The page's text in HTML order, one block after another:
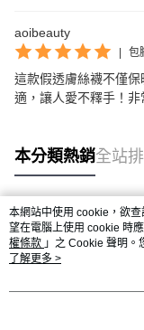
aoibeauty
包
這款假透膚絲襪不僅
適，讓人愛不釋手！非
本分類熱銷全站
熱門標籤
本網站中使用 cookie，欲
望在電腦上使用 cookie 時
權條款 」之 Cookie 聲明。
用條款之 Cookie 聲明使用
了解更多 >